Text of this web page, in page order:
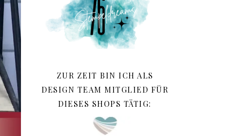
ZUR ZEIT BIN ICH ALS
DESIGN TEAM MITGLIED FÜR
DIESES SHOPS TÄTIG: